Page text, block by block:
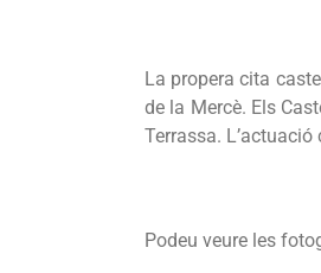
La propera cita
de la Mercè. Els
Terrassa.
Podeu veure les